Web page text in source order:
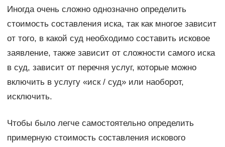
Иногда очень сложно однозначно определить
стоимость составления иска, так как многое зависит
от того, в какой суд необходимо составить исковое
заявление, также зависит от сложности самого иска
в суд, зависит от перечня услуг, которые можно
включить в услугу «иск / суд» или наоборот,
исключить.
Чтобы было легче самостоятельно определить
примерную стоимость составления искового